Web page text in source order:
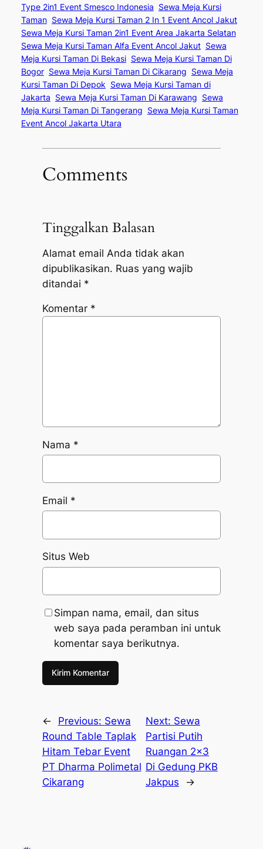
Type 2in1 Event Smesco Indonesia Sewa Meja Kursi
Taman Sewa Meja Kursi Taman 2 In 1 Event Ancol Jakut
Sewa Meja Kursi Taman 2in1 Event Area Jakarta Selatan
Sewa Meja Kursi Taman Alfa Event Ancol Jakut Sewa
Meja Kursi Taman Di Bekasi Sewa Meja Kursi Taman Di
Bogor Sewa Meja Kursi Taman Di Cikarang Sewa Meja
Kursi Taman Di Depok Sewa Meja Kursi Taman di
Jakarta Sewa Meja Kursi Taman Di Karawang Sewa
Meja Kursi Taman Di Tangerang Sewa Meja Kursi Taman
Event Ancol Jakarta Utara
Comments
Tinggalkan Balasan
Alamat email Anda tidak akan
dipublikasikan. Ruas yang wajib
ditandai *
Komentar *
Nama *
Email *
Situs Web
Simpan nama, email, dan situs
web saya pada peramban ini untuk
komentar saya berikutnya.
← Previous: Sewa
Round Table Taplak
Hitam Tebar Event
PT Dharma Polimetal
Cikarang
Next: Sewa
Partisi Putih
Ruangan 2×3
Di Gedung PKB
Jakpus
→